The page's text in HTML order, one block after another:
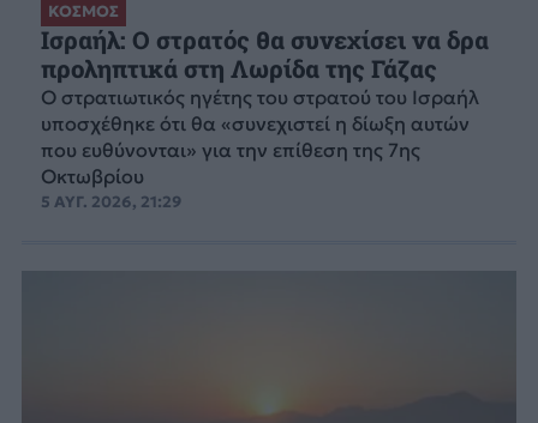
ΚΟΣΜΟΣ
Ισραήλ: Ο στρατός θα συνεχίσει να δρα
προληπτικά στη Λωρίδα της Γάζας
Ο στρατιωτικός ηγέτης του στρατού του Ισραήλ
υποσχέθηκε ότι θα «συνεχιστεί η δίωξη αυτών
που ευθύνονται» για την επίθεση της 7ης
Οκτωβρίου
5 ΑΥΓ. 2026, 21:29